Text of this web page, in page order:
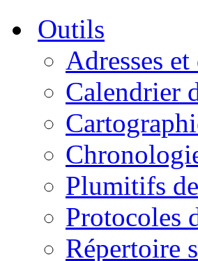
Outils
Adresses
Calendrier
Plumitifs
Protocoles
Répertoire